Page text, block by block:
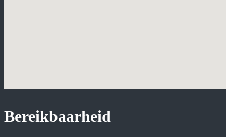
Bereikbaarheid